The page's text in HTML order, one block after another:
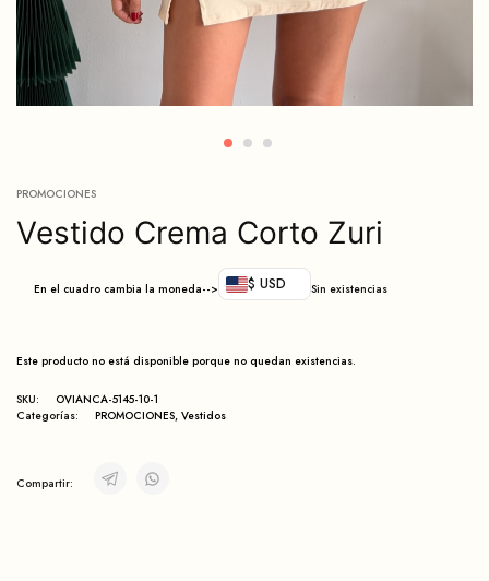
PROMOCIONES
Vestido Crema Corto Zuri
En el cuadro cambia la moneda--> $ USD Sin existencias
Este producto no está disponible porque no quedan existencias.
SKU:
OVIANCA-5145-10-1
Categorías:
PROMOCIONES, Vestidos
Compartir: